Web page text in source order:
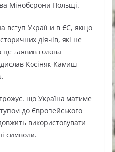
Міноборони Польщі.
вступ України в ЄС, якщо
діячів, які не
заявив голова
Косіняк-Камиш
що Україна матиме
до Європейського
використовувати
символи.